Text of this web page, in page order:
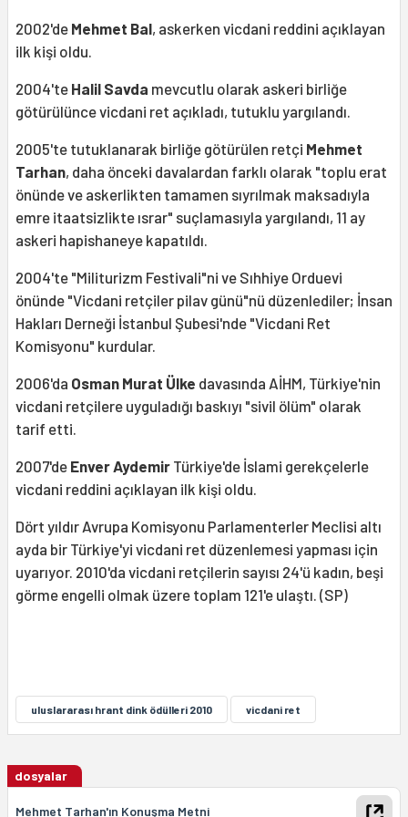
2002'de Mehmet Bal, askerken vicdani reddini açıklayan
ilk kişi oldu.
2004'te Halil Savda mevcutlu olarak askeri birliğe
götürülünce vicdani ret açıkladı, tutuklu yargılandı.
2005'te tutuklanarak birliğe götürülen retçi Mehmet
Tarhan, daha önceki davalardan farklı olarak "toplu erat
önünde ve askerlikten tamamen sıyrılmak maksadıyla
emre itaatsizlikte ısrar" suçlamasıyla yargılandı, 11 ay
askeri hapishaneye kapatıldı.
2004'te "Militurizm Festivali"ni ve Sıhhiye Orduevi
önünde "Vicdani retçiler pilav günü"nü düzenlediler; İnsan
Hakları Derneği İstanbul Şubesi'nde "Vicdani Ret
Komisyonu" kurdular.
2006'da Osman Murat Ülke davasında AİHM, Türkiye'nin
vicdani retçilere uyguladığı baskıyı "sivil ölüm" olarak
tarif etti.
2007'de Enver Aydemir Türkiye'de İslami gerekçelerle
vicdani reddini açıklayan ilk kişi oldu.
Dört yıldır Avrupa Komisyonu Parlamenterler Meclisi altı
ayda bir Türkiye'yi vicdani ret düzenlemesi yapması için
uyarıyor. 2010'da vicdani retçilerin sayısı 24'ü kadın, beşi
görme engelli olmak üzere toplam 121'e ulaştı. (SP)
uluslararası hrant dink ödülleri 2010 vicdani ret
dosyalar
Mehmet Tarhan'ın Konuşma Metni